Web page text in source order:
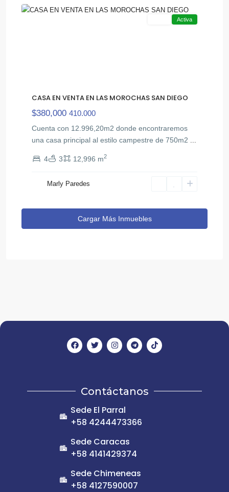
Activa
CASA EN VENTA EN LAS MOROCHAS SAN DIEGO
$380,000 410.000
Cuenta con 12.996,20m2 donde encontraremos
una casa principal al estilo campestre de 750m2
4 3 12,996 m2
Marly Paredes
Cargar Más Inmuebles
Contáctanos
Sede El Parral
+58 4244473366
Sede Caracas
+58 4141429374
Sede Chimeneas
+58 4127590007